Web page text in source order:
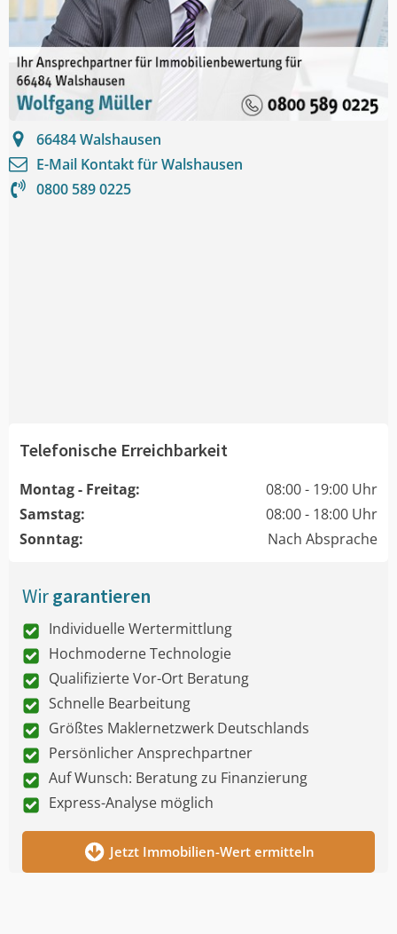
66484Walshausen
E-Mail Kontakt fürWalshausen
0800 589 0225
Telefonische Erreichbarkeit
Montag - Freitag:
08:00 - 19:00 Uhr
Samstag:
08:00 - 18:00 Uhr
Sonntag:
Nach Absprache
Wirgarantieren
Individuelle Wertermittlung
Hochmoderne Technologie
Qualifizierte Vor-Ort Beratung
Schnelle Bearbeitung
Größtes Maklernetzwerk Deutschlands
Persönlicher Ansprechpartner
Auf Wunsch: Beratung zu Finanzierung
Express-Analyse möglich
Jetzt Immobilien-Wert ermitteln